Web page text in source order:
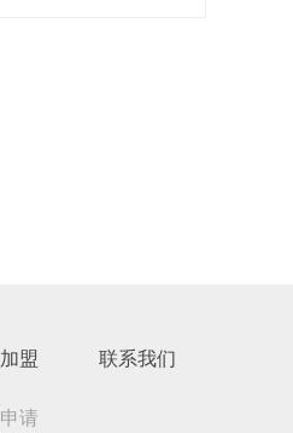
联系我们
盟
请